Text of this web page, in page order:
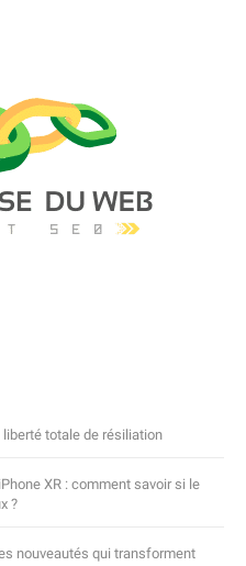
totale de résiliation
XR : comment savoir si le
?
nouveautés qui transforment